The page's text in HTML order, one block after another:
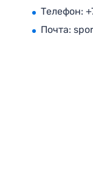
Телефон:
Почта: